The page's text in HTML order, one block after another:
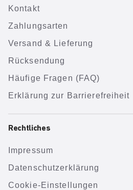
Kontakt
Zahlungsarten
Versand & Lieferung
Rücksendung
Häufige Fragen (FAQ)
Erklärung zur Barrierefreiheit
Rechtliches
Impressum
Datenschutzerklärung
Cookie-Einstellungen